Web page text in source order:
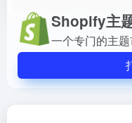
Shopify主